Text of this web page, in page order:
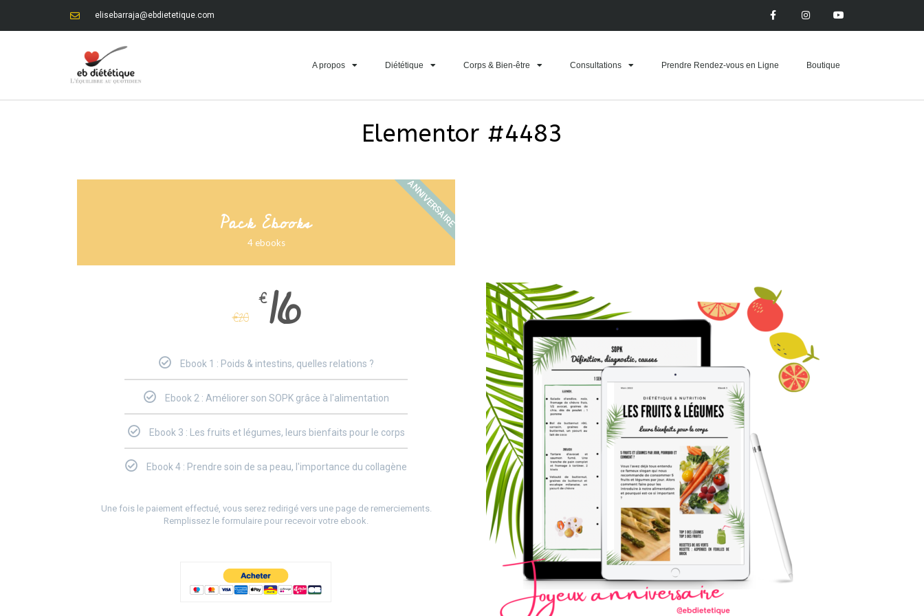
elisebarraja@ebdietetique.com
A propos Diététique Corps & Bien-être Consultations Prendre Rendez-vous en Ligne Boutique
Elementor #4483
Pack Ebooks
4 ebooks
€20
€16
Ebook 1 : Poids & intestins, quelles relations ?
Ebook 2 : Améliorer son SOPK grâce à l'alimentation
Ebook 3 : Les fruits et légumes, leurs bienfaits pour le corps
Ebook 4 : Prendre soin de sa peau, l'importance du collagène
Une fois le paiement effectué, vous serez redirigé vers une page de remerciements.
Remplissez le formulaire pour recevoir votre ebook.
ANNIVERSAIRE